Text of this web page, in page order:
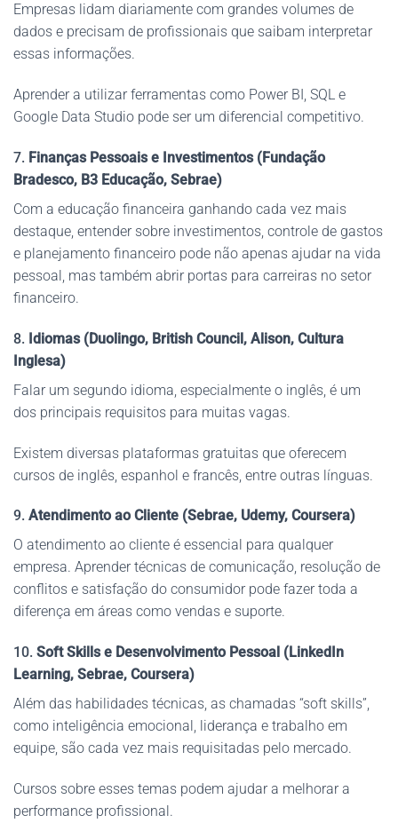
Empresas lidam diariamente com grandes volumes de
dados e precisam de profissionais que saibam interpretar
essas informações.
Aprender a utilizar ferramentas como Power BI, SQL e
Google Data Studio pode ser um diferencial competitivo.
7. Finanças Pessoais e Investimentos (Fundação
Bradesco, B3 Educação, Sebrae)
Com a educação financeira ganhando cada vez mais
destaque, entender sobre investimentos, controle de gastos
e planejamento financeiro pode não apenas ajudar na vida
pessoal, mas também abrir portas para carreiras no setor
financeiro.
8. Idiomas (Duolingo, British Council, Alison, Cultura
Inglesa)
Falar um segundo idioma, especialmente o inglês, é um
dos principais requisitos para muitas vagas.
Existem diversas plataformas gratuitas que oferecem
cursos de inglês, espanhol e francês, entre outras línguas.
9. Atendimento ao Cliente (Sebrae, Udemy, Coursera)
O atendimento ao cliente é essencial para qualquer
empresa. Aprender técnicas de comunicação, resolução de
conflitos e satisfação do consumidor pode fazer toda a
diferença em áreas como vendas e suporte.
10. Soft Skills e Desenvolvimento Pessoal (LinkedIn
Learning, Sebrae, Coursera)
Além das habilidades técnicas, as chamadas “soft skills”,
como inteligência emocional, liderança e trabalho em
equipe, são cada vez mais requisitadas pelo mercado.
Cursos sobre esses temas podem ajudar a melhorar a
performance profissional.